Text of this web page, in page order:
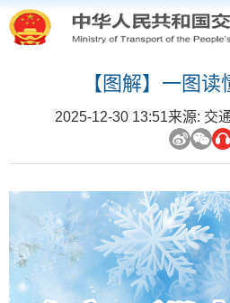
【图解】一图读
2025-12-30 13:51来源: 交